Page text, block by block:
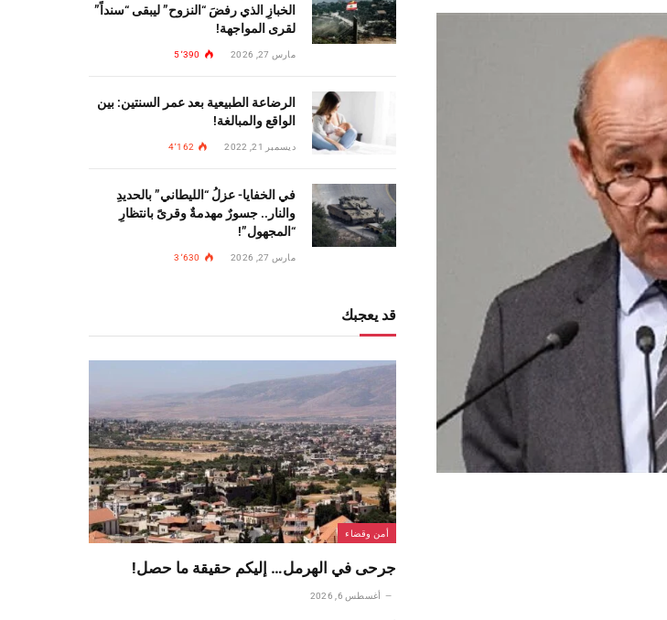
الخبازِ الذي رفضَ “النزوح” ليبقى “سنداً”
لقرى المواجهة!
مارس 27, 2026 5٬390
الرضاعة الطبيعية بعد عمر السنتين: بين
الواقع والمبالغة!
ديسمبر 21, 2022 4٬162
في الخفايا- عزلُ “الليطاني” بالحديدِ
والنار.. جسورٌ مهدمةٌ وقرىً بانتظارِ
“المجهول”!
مارس 27, 2026 3٬630
قد يعجبك
أمن وقضاء
جرحى في الهرمل… إليكم حقيقة ما حصل!
أغسطس 6, 2026